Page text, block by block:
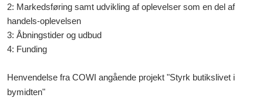
2: Markedsføring samt udvikling af oplevelser som en del af
handels-oplevelsen
3: Åbningstider og udbud
4: Funding
Henvendelse fra COWI angående projekt "Styrk butikslivet i
bymidten"